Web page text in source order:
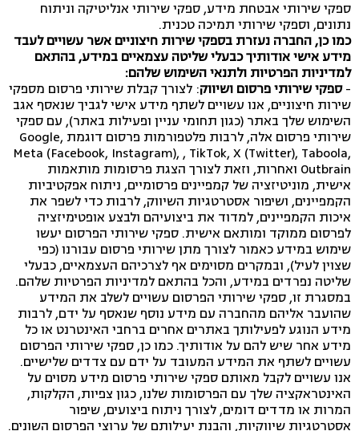
ספקי שירותי אבטחת מידע, ספקי שירותי אנליטיקה וניתוח
נתונים, וספקי שירותי תמיכה טכנית.
כמו כן, החברה נעזרת בספקי שירות חיצוניים אשר עשויים לעבד
מידע אישי אודותיך כבעלי שליטה עצמאיים במידע, בהתאם
למדיניות הפרטיות ולתנאי השימוש שלהם:
-ספקי שירותי פרסום ושיווק: לצורך קבלת שירותי פרסום מספקי
שירות חיצוניים, אנו עשויים לשתף מידע אישי לגביך שנאסף אגב
השימוש שלך באתר (כגון תחומי עניין ופעילות באתר), עם ספקי
שירותי פרסום אלה, לרבות פלטפורמות פרסום דוגמת Google,
Meta (Facebook, Instagram), , TikTok, X (Twitter), Taboola,
Outbrain ואחרות, וזאת לצורך הצגת פרסומות מותאמות
אישית, מוניטיזציה של קמפיינים פרסומיים, ניתוח אפקטיביות
הקמפיינים, ושיפור אסטרטגיות השיווק, לרבות כדי לשפר את
איכות הקמפיינים, למדוד את ביצועיהם ולבצע אופטימיזציה
לפרסום ממוקד ומותאם אישית. ספקי שירותי הפרסום יעשו
שימוש במידע כאמור לצורך מתן שירותי פרסום עבורנו (כפי
שצוין לעיל), ובמקרים מסוימים אף לצרכיהם העצמאיים, כבעלי
שליטה נפרדים במידע, והכל בהתאם למדיניות הפרטיות שלהם.
במסגרת זו, ספקי שירותי הפרסום עשויים לשלב את המידע
שהועבר אליהם מהחברה עם מידע נוסף שנאסף על ידם, לרבות
מידע הנוגע לפעילותך באתרים אחרים ברחבי האינטרנט או כל
מידע אחר שיש להם על אודותיך. כמו כן, ספקי שירותי הפרסום
עשויים לשתף את המידע המעובד על ידם עם צדדים שלישיים.
אנו עשויים לקבל מאותם ספקי שירותי פרסום מידע מסוים על
האינטראקציה שלך עם הפרסומות שלנו, כגון צפיות, הקלקות,
המרות או מדדים דומים, לצורך ניתוח ביצועים, שיפור
אסטרטגיות שיווקיות, והבנת יעילותם של ערוצי הפרסום השונים.